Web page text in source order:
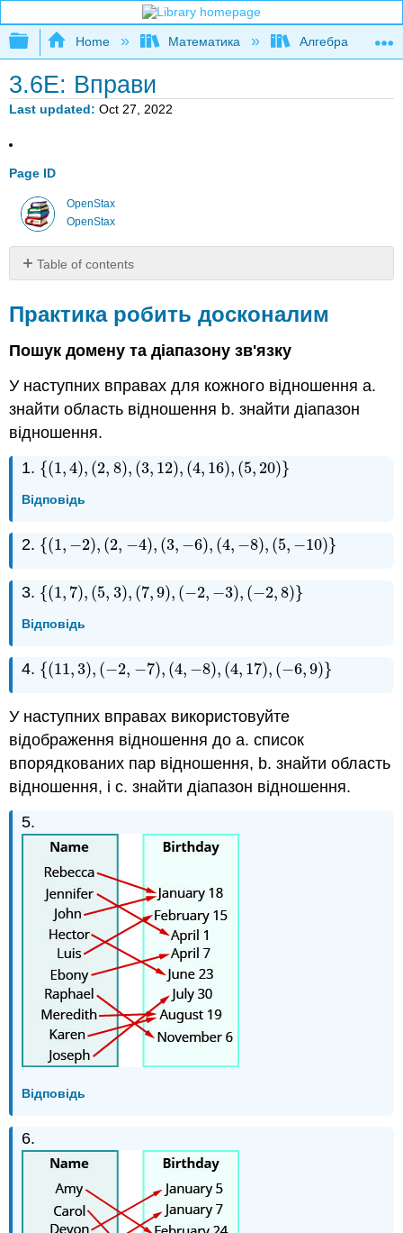
Expand/collapse global hierarchy
Home Математика Алгебра
3.6E: Вправи
Last updated Oct 27, 2022
Page ID
OpenStax
OpenStax
Table of contents
робить
досконалим
Письмові
вправи
Самостійна
перевірка
Практика робить досконалим
Пошук домену та діапазону зв'язку
У наступних вправах для кожного відношення a.
знайти область відношення b. знайти діапазон
відношення.
1. {(1, 4), (2, 8), (3, 12), (4, 16), (5, 20)}
{(1,4),( 2,8 ),(3 ,12),(4, 16 ),(5,20) }
Відповідь
2. {(1, −2), (2, −4), (3, −6), (4, −8), (5, −10)}
{ (1,−2),(2,− 4),(3, −6 ),(4,−8), (5,−10)}
3. {(1, 7), (5, 3), (7,9), (−2, −3), (−2,8)}
{(1,7),( 5,3 ),(7 ,9) ,(−2,−3) ,(−2, 8)}
Відповідь
4. {(11, 3), (−2, −7), (4, −8), (4, 17), (−6,9)}
{ (11,3),( −2,− 7),(4, −8 ),(4,17), (−6, 9)}
У наступних вправах використовуйте
відображення відношення до a. список
впорядкованих пар відношення, b. знайти область
відношення, і c. знайти діапазон відношення.
5.
Відповідь
6.